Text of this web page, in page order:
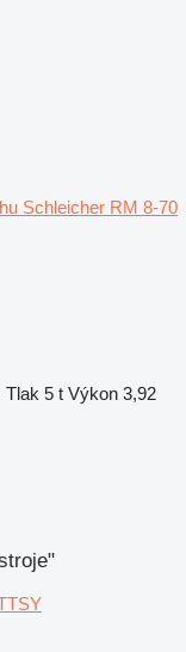
Schleicher RM 8-70
Tlak 5 t Výkon 3,92